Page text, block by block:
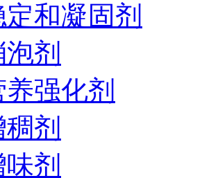
和凝固剂
剂
强化剂
剂
剂